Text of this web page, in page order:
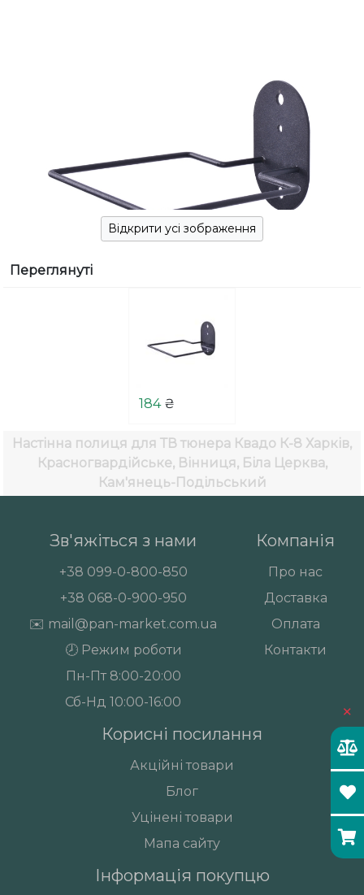
×
Відкрити усі зображення
Переглянуті
184 ₴
Настінна полиця для ТВ тюнера Квадо К-8 Харків,
Красногвардійське, Вінниця, Біла Церква,
Кам'янець-Подільський
Зв'яжіться з нами
+38 099-0-800-850
+38 068-0-900-950
✉️ mail@pan-market.com.ua
🕗 Режим роботи
Пн-Пт 8:00-20:00
Сб-Нд 10:00-16:00
Компанія
Про нас
Доставка
Оплата
Контакти
Корисні посилання
Акційні товари
Блог
Уцінені товари
Мапа сайту
Інформація покупцю